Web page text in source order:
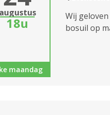
Zitdagen klantendienst
augustus
18u
maandag
Wij
bosuil op